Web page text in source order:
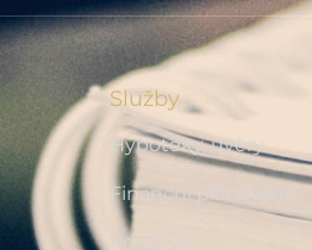
Služby
Hypotéky, úvěry
Finanční plánování
Pojištění